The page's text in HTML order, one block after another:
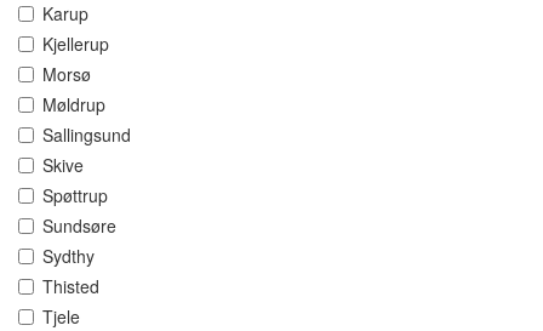
Karup
Kjellerup
Morsø
Møldrup
Sallingsund
Skive
Spøttrup
Sundsøre
Sydthy
Thisted
Tjele